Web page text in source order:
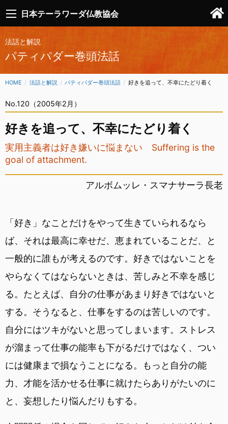
日本テーラワーダ仏教協会
法話と解説
パティパダー巻頭法話
HOME 法話と解説 パティパダー巻頭法話 CURRENT:
好きを追って、不幸にたどり着く
No.120（2005年2月）
好きを追って、不幸にたどり着く
実用主義者は好き嫌いに悩まない Suffering is the
goal of attachment.
アルボムッレ・スマナサーラ長老
「好き」なことだけをやって生きていられるなら
ば、それは最高に幸せだ、恵まれていることだ、と
一般的に誰もが考えるのです。好きではないことを
やらなくてはならないときは、苦しみと不幸を感じ
る。たとえば、自分の仕事があまり好きではないと
する。そうなると、仕事をするのは苦しいのです。
自分にはツキがないと思ってしまいます。ストレス
が溜まって仕事の能率も下がるだけではなく、つい
には健康まで損なうことになる。もっと自分の能
力、才能を活かせる仕事に就けたらありがたいのに
と、妄想したり悩んだりもする。